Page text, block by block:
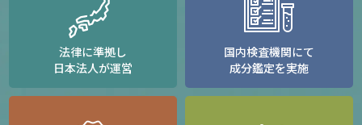
法律に準拠し
日本法人が運営
国内検査機関にて
成分鑑定を実施